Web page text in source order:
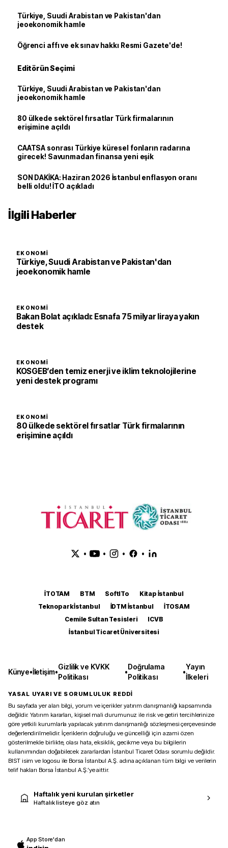
Türkiye, Suudi Arabistan ve Pakistan'dan
jeoekonomik hamle
Öğrenci affı ve ek sınav hakkı Resmi Gazete'de!
Editörün Seçimi
Türkiye, Suudi Arabistan ve Pakistan'dan
jeoekonomik hamle
80 ülkede sektörel fırsatlar Türk firmalarının
erişimine açıldı
CAATSA sonrası Türkiye küresel fonların radarına
girecek! Savunmadan finansa yeni eşik
SON DAKİKA: Haziran 2026 İstanbul enflasyon oranı
belli oldu! İTO açıkladı
İlgili Haberler
EKONOMI
Türkiye, Suudi Arabistan ve Pakistan'dan
jeoekonomik hamle
EKONOMI
Bakan Bolat açıkladı: Esnafa 75 milyar liraya yakın
destek
EKONOMI
KOSGEB’den temiz enerji ve iklim teknolojilerine
yeni destek programı
EKONOMI
80 ülkede sektörel fırsatlar Türk firmalarının
erişimine açıldı
• • • •
İTOTAM BTM SoftITo
Kitap İstanbul
Teknopark İstanbul
İDTM İstanbul
İTOSAM
Cemile Sultan Tesisleri
ICVB
İstanbul Ticaret Üniversitesi
Künye•İletişim•
Gizlilik ve KVKK
Politikası
•
Doğrulama
Politikası
•
Yayın
İlkeleri
YASAL UYARI VE SORUMLULUK REDDİ
Bu sayfada yer alan bilgi, yorum ve içerikler yatırım danışmanlığı kapsamında
değildir. Yatırım kararları, kişisel mali durumunuz ile risk ve getiri tercihlerinize
göre yetkili kurumlarla yapılacak yatırım danışmanlığı sözleşmesi çerçevesinde
değerlendirilmelidir. İçeriklerin doğruluğu ve güncelliği için azami özen
gösterilmekle birlikte, olası hata, eksiklik, gecikme veya bu bilgilerin
kullanımından doğabilecek zararlardan İstanbul Ticaret Odası sorumlu değildir.
BIST isim ve logosu ile Borsa İstanbul A.Ş. adına açıklanan tüm bilgi ve verilerin
telif hakları Borsa İstanbul A.Ş.’ye aittir.
Haftalık yeni kurulan şirketler
Haftalık listeye göz atın
App Store'dan